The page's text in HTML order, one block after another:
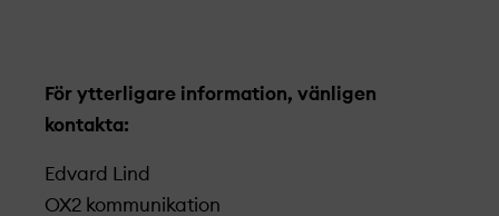
För ytterligare information, vänligen
kontakta:
Edvard Lind
OX2 kommunikation